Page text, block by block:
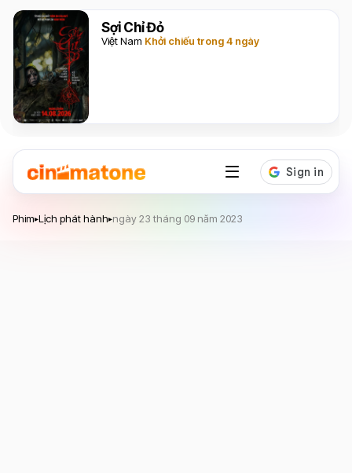
Sợi Chỉ Đỏ
Việt Nam Khởi chiếu trong 4 ngày
Phim▸Lịch phát hành▸ngày 23 tháng 09 năm 2023